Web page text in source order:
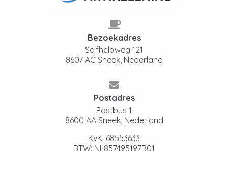
Bezoekadres
Selfhelpweg 121
8607 AC Sneek, Nederland
Postadres
Postbus 1
8600 AA Sneek, Nederland
KvK: 68553633
BTW: NL857495197B01